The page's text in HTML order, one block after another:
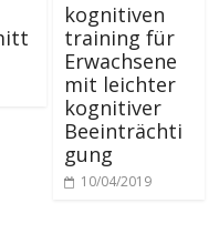
kognitiven
training für
Erwachsene
mit leichter
kognitiver
Beeinträchti
gung
10/04/2019